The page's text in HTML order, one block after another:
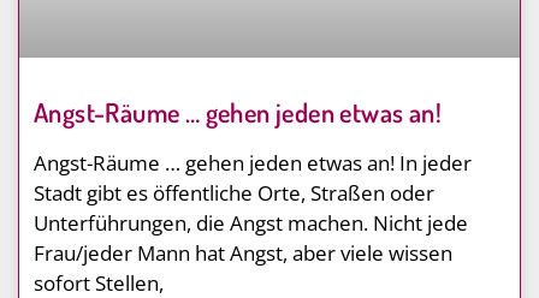
Angst-Räume … gehen jeden etwas an!
Angst-Räume … gehen jeden etwas an! In jeder
Stadt gibt es öffentliche Orte, Straßen oder
Unterführungen, die Angst machen. Nicht jede
Frau/jeder Mann hat Angst, aber viele wissen
sofort Stellen,